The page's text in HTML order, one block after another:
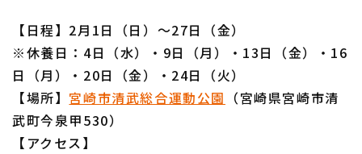
【日程】2月1日（日）～27日（金）
※休養日：4日（水）・9日（月）・13日（金）・16
日（月）・20日（金）・24日（火）
【場所】 宮崎市清武総合運動公園 （宮崎県宮崎市清
武町今泉甲530）
【アクセス】